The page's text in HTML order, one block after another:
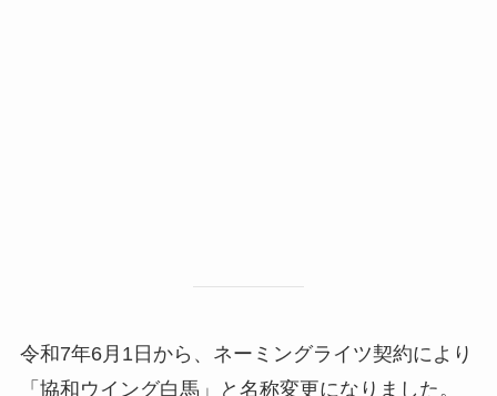
令和7年6月1日から、ネーミングライツ契約により
「協和ウイング白馬」と名称変更になりました。